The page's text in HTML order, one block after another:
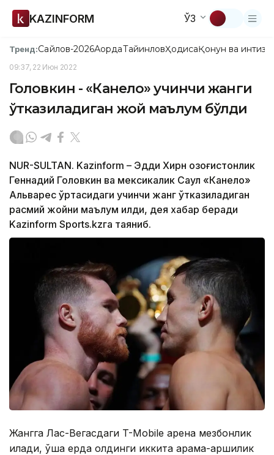
KAZINFORM ЎЗ
Тренд:Сайлов-2026АқордаТайинловҲодисаҚонун ва
09:37, 22 Июн 2022
Головкин - «Канело» учинчи жанги
ўтказиладиган жой маълум бўлди
NUR-SULTAN. Kazinform – Эдди Хирн қозоғистонлик
Геннадий Головкин ва мексикалик Саул «Канело»
Альварес ўртасидаги учинчи жанг ўтказиладиган
расмий жойни маълум қилди, дея хабар беради
Kazinform Sports.kzга таяниб.
Жангга Лас-Вегасдаги T-Mobile арена мезбонлик
қилади, ўша ерда олдинги иккита қарама-қаршилик